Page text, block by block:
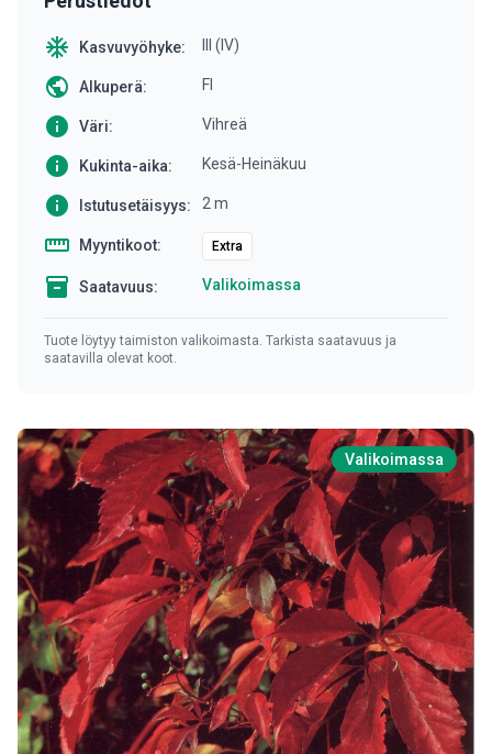
ac_unit Kasvuvyöhyke: III (IV)
public Alkuperä: FI
info Väri: Vihreä
info Kukinta-aika: Kesä-Heinäkuu
info Istutusetäisyys: 2 m
straighten Myyntikoot: Extra
inventory Saatavuus: Valikoimassa
Tuote löytyy taimiston valikoimasta. Tarkista saatavuus ja
saatavilla olevat koot.
Valikoimassa